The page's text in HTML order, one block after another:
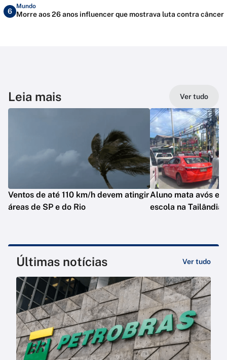
6
Mundo
Morre aos 26 anos influencer que mostrava luta contra câncer
Leia mais Ver tudo
Ventos de até 110 km/h devem atingir
áreas de SP e do Rio
Aluno mata avós e
escola na
Últimas notícias Ver tudo